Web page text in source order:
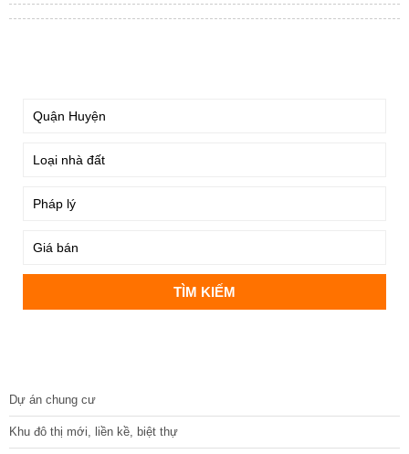
Dự án chung cư
Khu đô thị mới, liền kề, biệt thự